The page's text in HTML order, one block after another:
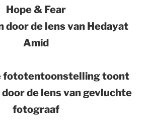
Hope & Fear
door de lens van Hedayat
Amid
fototentoonstelling toont
de lens van gevluchte
fotograaf